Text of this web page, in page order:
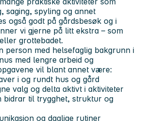
saging, spyling og annet
også godt på gårdsbesøk og i
vi gjerne på litt ekstra – som
grottebadet.
person med helsefaglig bakgrunn i
med lengre arbeid og
vil blant annet være:
i og rundt hus og gård
valg og delta aktivt i aktiviteter
bidrar til trygghet, struktur og
og daglige rutiner